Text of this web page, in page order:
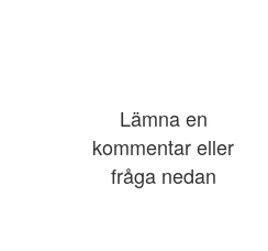
Lämna en
kommentar eller
fråga nedan